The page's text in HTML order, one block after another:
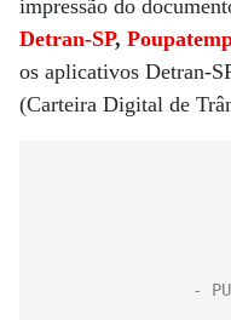
impressão do
Detran-SP,
os aplicativos Detran-
(Carteira Digital de